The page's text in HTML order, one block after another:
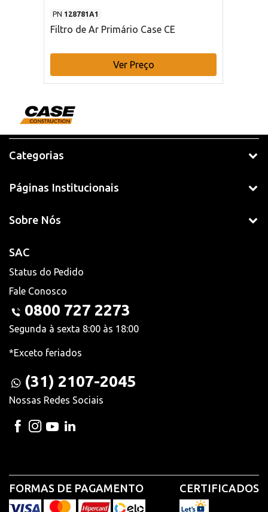
PN 128781A1
Filtro de Ar Primário Case CE
Ver Preço
Categorias
Páginas Institucionais
Sobre Nós
SAC
Status do Pedido
Fale Conosco
0800 727 2273
Segunda à sexta 8:00 às 18:00
*Exceto feriados
(31) 2107-2045
Nossas Redes Sociais
FORMAS DE PAGAMENTO CERTIFICADOS